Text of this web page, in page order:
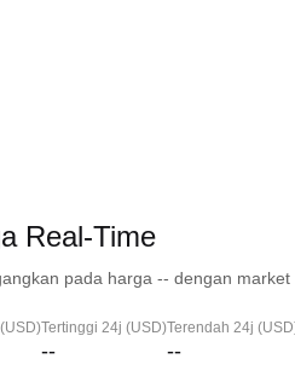
Real-Time
pada harga -- dengan
Tertinggi 24j (USD)
--
Terendah 24j
--